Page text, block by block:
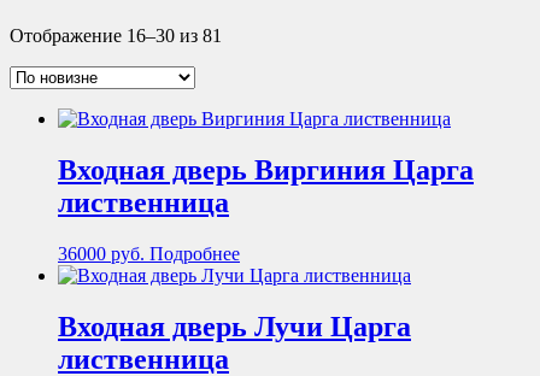
Отображение 16–30 из 81
Входная дверь Виргиния Царга
лиственница
36000 руб. Подробнее
Входная дверь Лучи Царга
лиственница